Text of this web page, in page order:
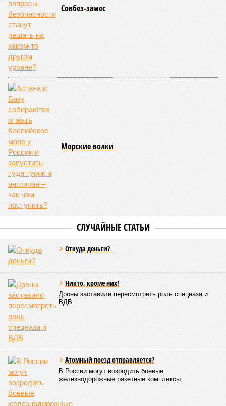
Совбез-замес
Морские волки
СЛУЧАЙНЫЕ СТАТЬИ
Откуда деньги?
Никто, кроме них!
Дроны заставили пересмотреть роль спецназа и
ВДВ
Атомный поезд отправляется?
В России могут возродить боевые
железнодорожные ракетные комплексы